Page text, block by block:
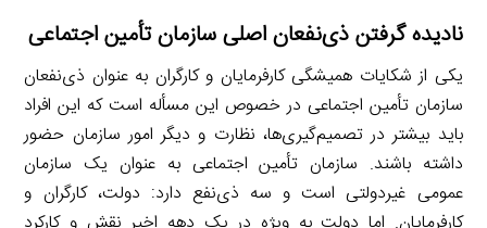
نادیده گرفتن ذی‌نفعان اصلی سازمان تأمین اجتماعی
یکی از شکایات همیشگی کارفرمایان و کارگران به عنوان ذی‌نفعان
سازمان تأمین اجتماعی در خصوص این مسأله است که این افراد
باید بیشتر در تصمیم‌گیری‌ها، نظارت و دیگر امور سازمان حضور
داشته باشند. سازمان تأمین اجتماعی به عنوان یک سازمان
عمومی غیردولتی است و سه ذی‌نفع دارد: دولت، کارگران و